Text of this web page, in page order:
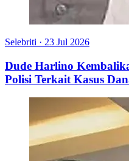
Selebriti · 23 Jul 2026
Dude Harlino
Polisi Terkait Kasus